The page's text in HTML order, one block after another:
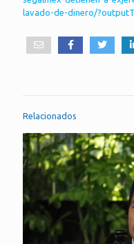
lavado-de-dinero/
Relacionados